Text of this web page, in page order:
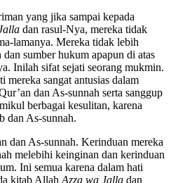
yang jika sampai kepada
dan rasul-Nya, mereka tidak
lamanya. Mereka tidak lebih
sumber hukum apapun di atas
Inilah sifat sejati seorang mukmin.
mereka sangat antusias dalam
dan As-sunnah serta sanggup
berbagai kesulitan, karena
dan As-sunnah. Kerinduan mereka
melebihi keinginan dan kerinduan
Ini semua karena dalam hati